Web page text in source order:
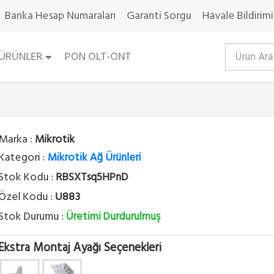
Banka Hesap Numaraları Garanti Sorgu Havale Bildirimi
PON OLT-ONT
Marka : Mikrotik
: Mikrotik Ağ Ürünleri
Stok Kodu :RBSXTsq5HPnD
Kodu :U883
Stok Durumu :Üretimi Durdurulmuş
Montaj Ayağı Seçenekleri